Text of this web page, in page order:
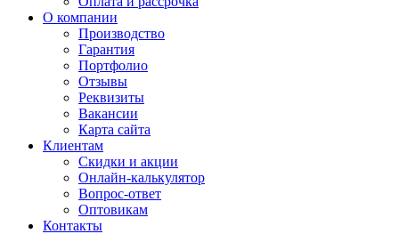
О компании
Производство
Гарантия
Портфолио
Отзывы
Реквизиты
Вакансии
Карта сайта
Клиентам
Скидки и акции
Онлайн-калькулятор
Вопрос-ответ
Оптовикам
Контакты